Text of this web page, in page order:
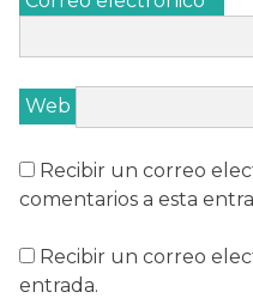
Web
Recibir un correo
comentarios a esta
Recibir un correo
entrada.